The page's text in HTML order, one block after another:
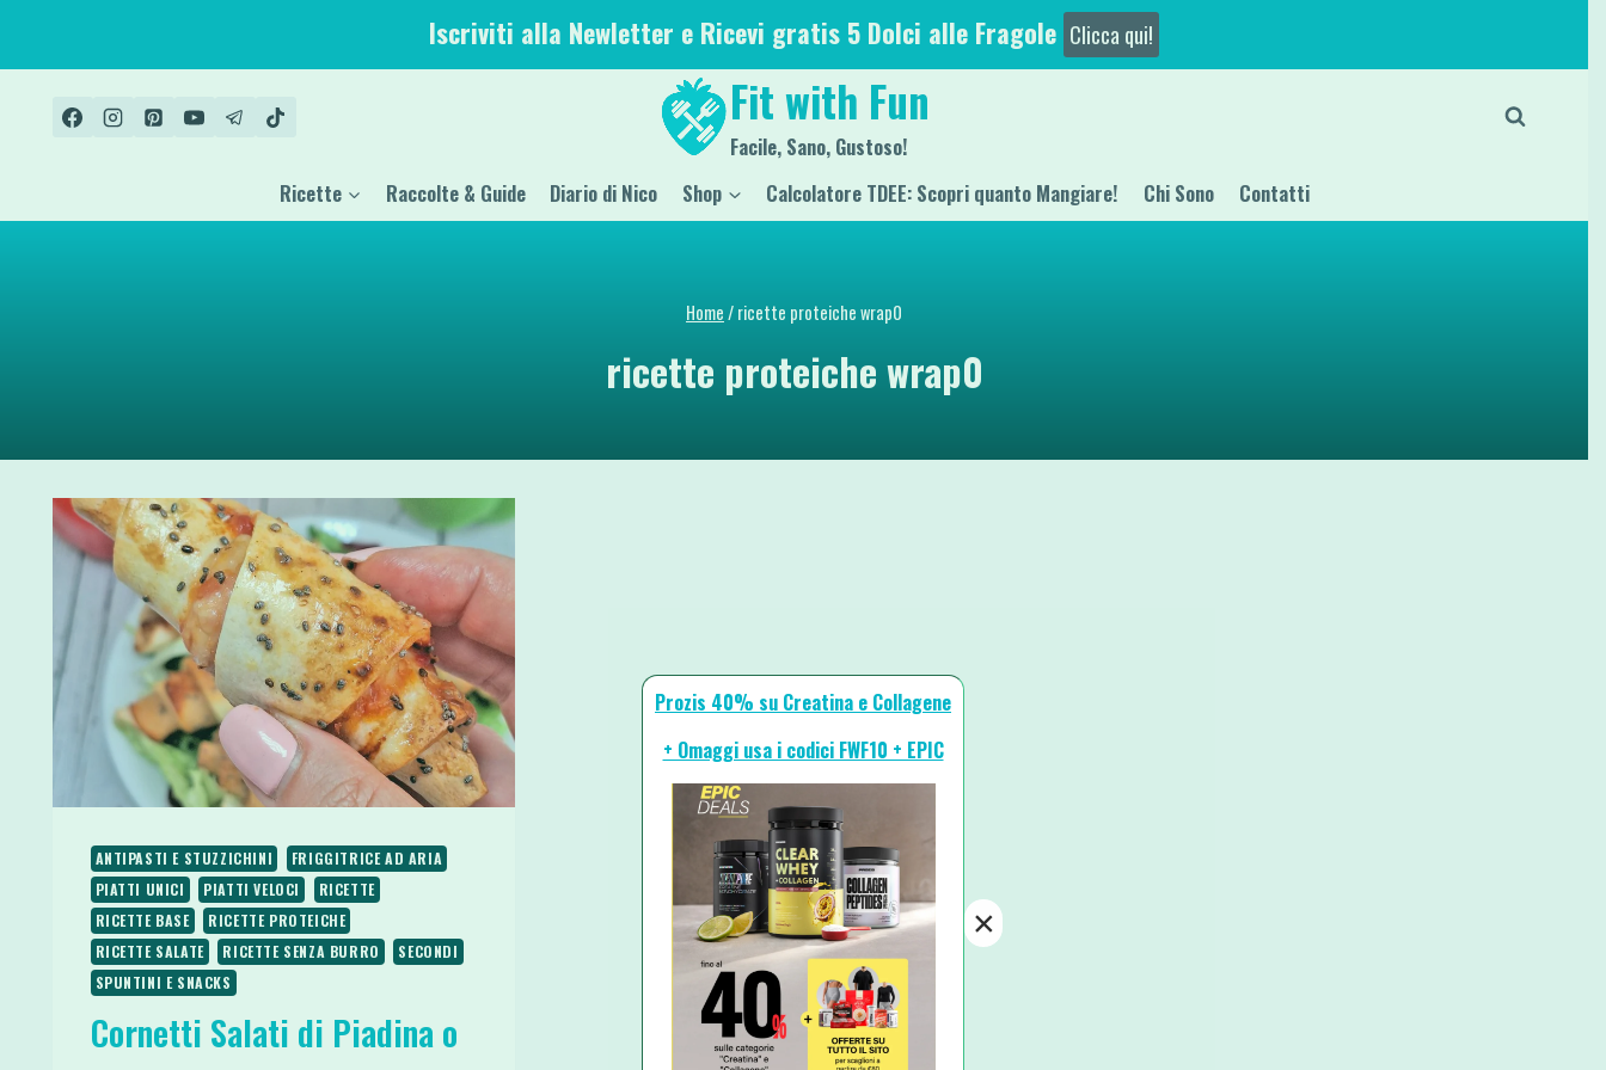
contenuto
Iscriviti alla Newletter e Ricevi gratis 5 Dolci alle Fragole Clicca qui!
Fit with Fun
Facile, Sano, Gustoso!
Ricette Raccolte & Guide Diario di Nico Shop Calcolatore TDEE: Scopri quanto Mangiare! Chi Sono Contatti
Home/ricette proteiche wrap0
ricette proteiche wrap0
ANTIPASTI E STUZZICHINI
FRIGGITRICE AD ARIA
PIATTI UNICI
PIATTI VELOCI
RICETTE
RICETTE BASE
RICETTE PROTEICHE
RICETTE SALATE
RICETTE SENZA BURRO
SECONDI
SPUNTINI E SNACKS
Cornetti Salati di Piadina o
Prozis 40% su Creatina e Collagene
+ Omaggi usa i codici FWF10 + EPIC
×